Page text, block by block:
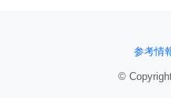
参考情
©